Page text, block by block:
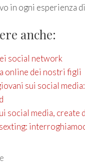
in ogni esperienza
anche:
social network
online dei nostri figli
sui social
social media, create